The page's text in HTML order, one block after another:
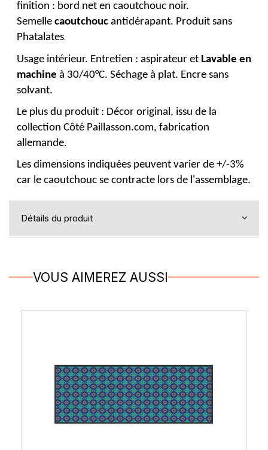
finition : bord net en caoutchouc noir.
Semelle caoutchouc antidérapant. Produit sans
Phatalates.
Usage intérieur. Entretien : aspirateur et Lavable en
machine à 30/40°C. Séchage à plat. Encre sans
solvant.
Le plus du produit : Décor original, issu de la
collection Côté Paillasson.com, fabrication
allemande.
Les dimensions indiquées peuvent varier de +/-3%
car le caoutchouc se contracte lors de l'assemblage.
Détails du produit
VOUS AIMEREZ AUSSI